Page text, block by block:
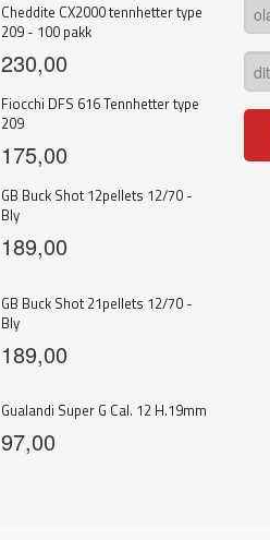
Cheddite CX2000 tennhetter type
209 - 100 pakk
230,00
Fiocchi DFS 616 Tennhetter type
209
175,00
GB Buck Shot 12pellets 12/70 -
Bly
189,00
GB Buck Shot 21pellets 12/70 -
Bly
189,00
Gualandi Super G Cal. 12 H.19mm
97,00